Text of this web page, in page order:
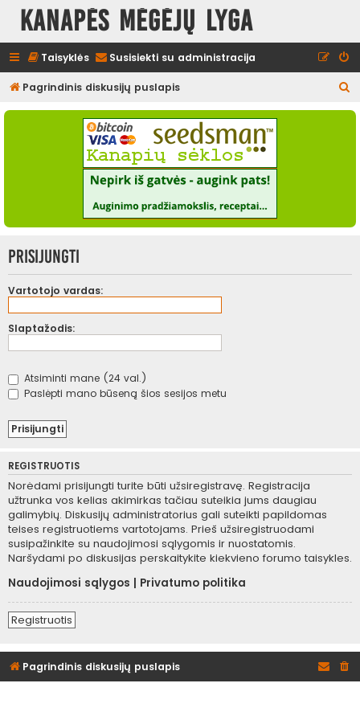
Kanapės mėgėjų lyga
Taisyklės Susisiekti su administracija
Pagrindinis diskusijų puslapis
e
Prisijungti
Vartotojo vardas:
Slaptažodis:
Atsiminti mane (24 val.)
Paslėpti mano būseną šios sesijos metu
REGISTRUOTIS
Norėdami prisijungti turite būti užsiregistravę. Registracija
užtrunka vos kelias akimirkas tačiau suteikia jums daugiau
galimybių. Diskusijų administratorius gali suteikti papildomas
teises registruotiems vartotojams. Prieš užsiregistruodami
susipažinkite su naudojimosi sąlygomis ir nuostatomis.
Naršydami po diskusijas perskaitykite kiekvieno forumo taisykles.
Naudojimosi sąlygos
Privatumo politika
Registruotis
Pagrindinis diskusijų puslapis